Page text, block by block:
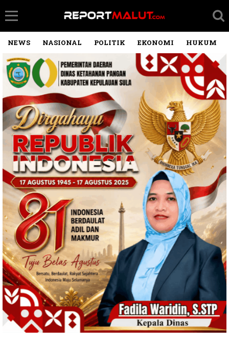
NEWS NASIONAL POLITIK EKONOMI HUKUM